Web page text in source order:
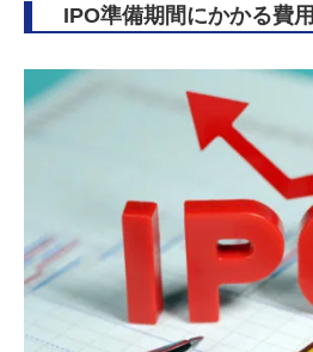
IPO準備期間にかかる費用